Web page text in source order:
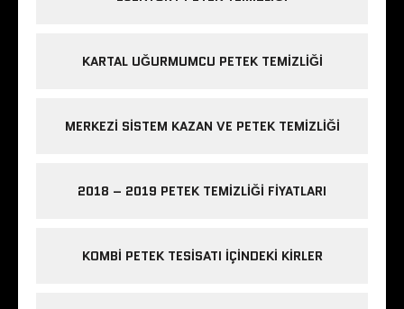
KARTAL UĞURMUMCU PETEK TEMIZLIĞI
MERKEZI SISTEM KAZAN VE PETEK TEMIZLIĞI
2018 – 2019 PETEK TEMIZLIĞI FIYATLARI
KOMBI PETEK TESISATI IÇINDEKI KIRLER